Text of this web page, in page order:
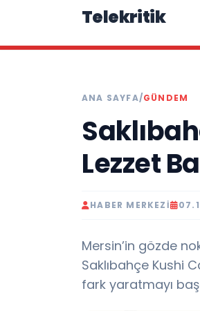
Telekritik
ANA SAYFA/GÜNDEM
Lezzet
HABER MERKEZI
Mersin’in gözde
Saklıbahçe Kushi
fark yaratmayı